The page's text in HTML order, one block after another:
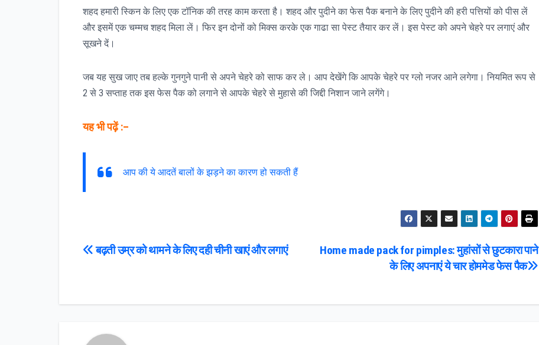
शहद हमारी स्किन के लिए एक टॉनिक की तरह काम करता है। शहद और पुदीने का फेस पैक बनाने के लिए पुदीने की हरी पत्तियों को पीस लें
और इसमें एक चम्मच शहद मिला लें। फिर इन दोनों को मिक्स करके एक गाढा सा पेस्ट तैयार कर लें। इस पेस्ट को अपने चेहरे पर लगाएं और
सूखने दें।
जब यह सुख जाए तब हल्के गुनगुने पानी से अपने चेहरे को साफ कर ले। आप देखेंगे कि आपके चेहरे पर ग्लो नजर आने लगेगा। नियमित रूप से
2 से 3 सप्ताह तक इस फेस पैक को लगाने से आपके चेहरे से मुहासे की जिद्दी निशान जाने लगेंगे।
यह भी पढ़ें :–
आप की ये आदतें बालों के झड़ने का कारण हो सकती हैं
Post
Home made pack for pimples: मुहांसों से छुटकारा पाने
के लिए अपनाएं ये चार होममेड फेस पैक
बढ़ती उम्र को थामने के लिए दही चीनी खाएं और लगाएं